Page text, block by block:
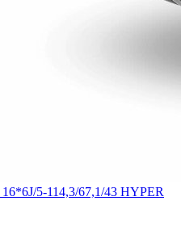
5-114,3/67,1/43 HYPER